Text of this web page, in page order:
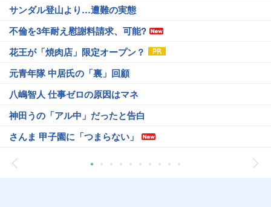
サンダル登山より…遭難の実態
不倫を3年耐え慰謝料請求、可能?
花王が「焼肉店」限定オープン？
元青年隊 中居氏の「裏」回顧
八嶋智人 仕事ゼロの原因はマネ
神田うの「アル中」だったと告白
さんま 甲子園に「つまらない」